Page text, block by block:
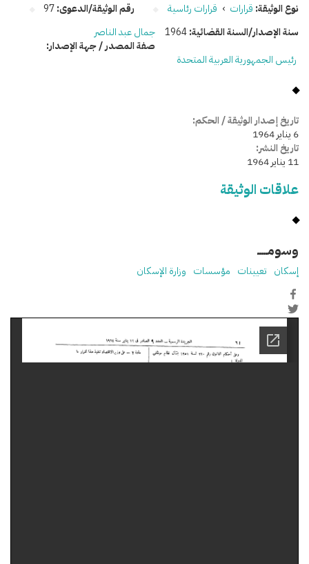
نوع الوثيقة: قرارات › قرارات رئاسية رقم الوثيقة/الدعوى:97
سنة الإصدار/السنة القضائية:1964
جمال عبد الناصر
صفة المصدر / جهة الإصدار:
رئيس الجمهورية العربية المتحدة
تاريخ إصدار الوثيقة / الحكم:
6 يناير 1964
تاريخ النشر:
11 يناير 1964
علاقات الوثيقة
وسومـــــ
إسكان تعيينات مؤسسات وزارة الإسكان